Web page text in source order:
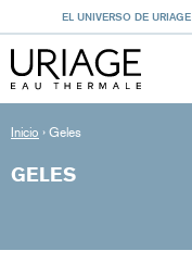
EL UNIVERSO DE URIAGE
Inicio › Geles
GELES